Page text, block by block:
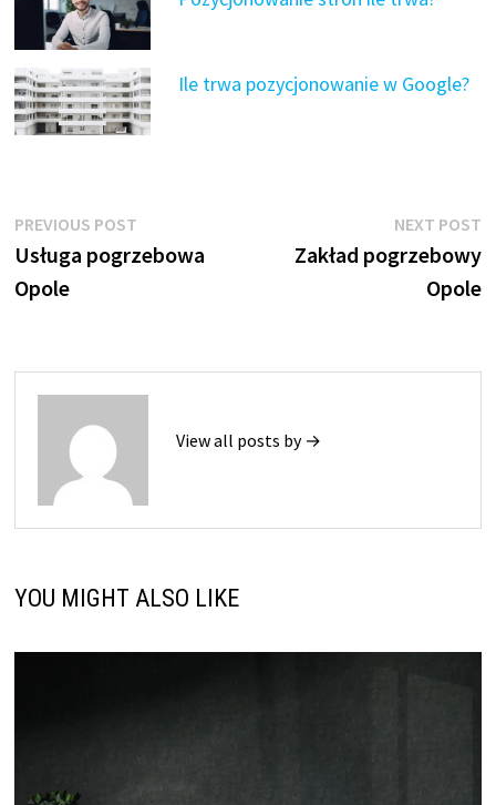
Ile trwa pozycjonowanie w Google?
Nawigacja
wpisu
PREVIOUS POSTPrevious
post:
Usługa pogrzebowa
Opole
NEXT POST
Zakład pogrzebowy
Opole
View all posts by →
YOU MIGHT ALSO LIKE